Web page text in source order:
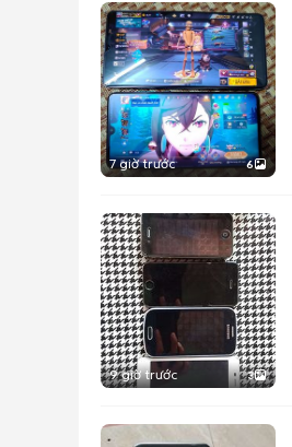
7 giờ trước 6
9 giờ trước 3